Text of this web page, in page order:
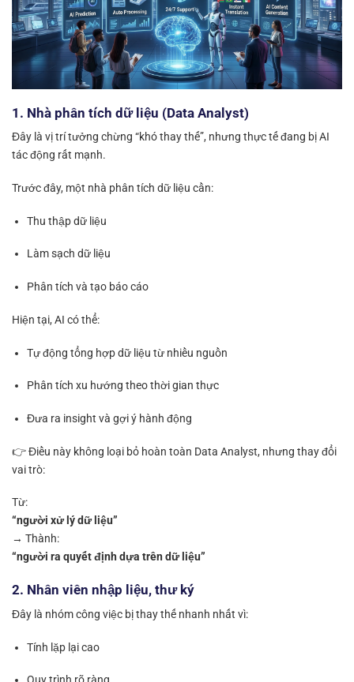
1. Nhà phân tích dữ liệu (Data Analyst)
Đây là vị trí tưởng chừng “khó thay thế”, nhưng thực tế đang bị AI
tác động rất mạnh.
Trước đây, một nhà phân tích dữ liệu cần:
Thu thập dữ liệu
Làm sạch dữ liệu
Phân tích và tạo báo cáo
Hiện tại, AI có thể:
Tự động tổng hợp dữ liệu từ nhiều nguồn
Phân tích xu hướng theo thời gian thực
Đưa ra insight và gợi ý hành động
👉 Điều này không loại bỏ hoàn toàn Data Analyst, nhưng thay đổi
vai trò:
Từ:
“người xử lý dữ liệu”
→ Thành:
“người ra quyết định dựa trên dữ liệu”
2. Nhân viên nhập liệu, thư ký
Đây là nhóm công việc bị thay thế nhanh nhất vì:
Tính lặp lại cao